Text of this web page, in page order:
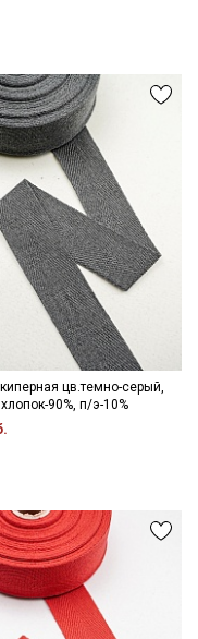
цв.темно-серый,
90%, п/э-10%
на узкие
персональных
персональных